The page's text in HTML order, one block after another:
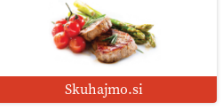
Skuhajmo.si
z GPS navigacijo in
družini Bregar po